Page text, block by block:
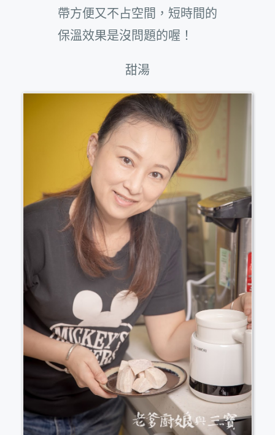
帶方便又不占空間，短時間的
保溫效果是沒問題的喔！
甜湯